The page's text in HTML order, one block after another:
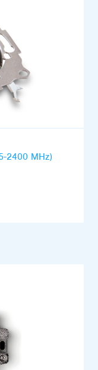
2400 MHz)